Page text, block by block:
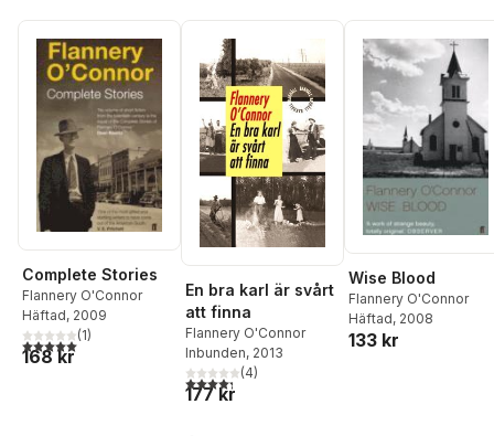
Complete Stories
Flannery O'Connor
Häftad, 2009
5,0utav 5 stjärnor. Totalt antal röster:
(1)
168 kr
En bra karl är svårt
att finna
Flannery O'Connor
Inbunden, 2013
4,3utav 5 stjärnor. Totalt antal röster:
(4)
177 kr
Wise Blood
Flannery O'Connor
Häftad, 2008
133 kr